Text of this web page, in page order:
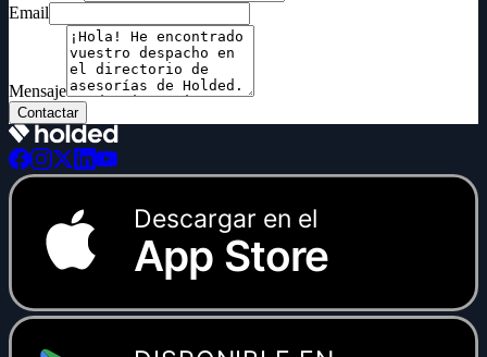
Email
Mensaje
Contactar
Descargar en el
App Store